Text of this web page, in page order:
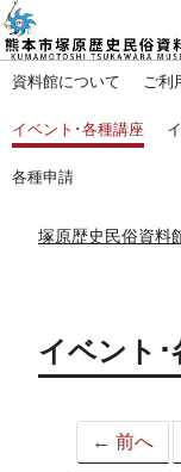
資料館について ご利
イベント･各種講座
各種申請
塚原歴史民俗資料
イベント･
← 前へ